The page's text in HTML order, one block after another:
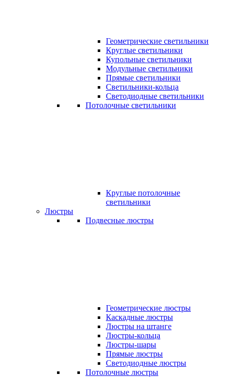
Геометрические светильники
Круглые светильники
Купольные светильники
Модульные светильники
Прямые светильники
Светильники-кольца
Светодиодные светильники
Потолочные светильники
Круглые потолочные
светильники
Люстры
Подвесные люстры
Геометрические люстры
Каскадные люстры
Люстры на штанге
Люстры-кольца
Люстры-шары
Прямые люстры
Светодиодные люстры
Потолочные люстры